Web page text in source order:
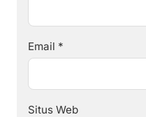
Email *
Situs Web